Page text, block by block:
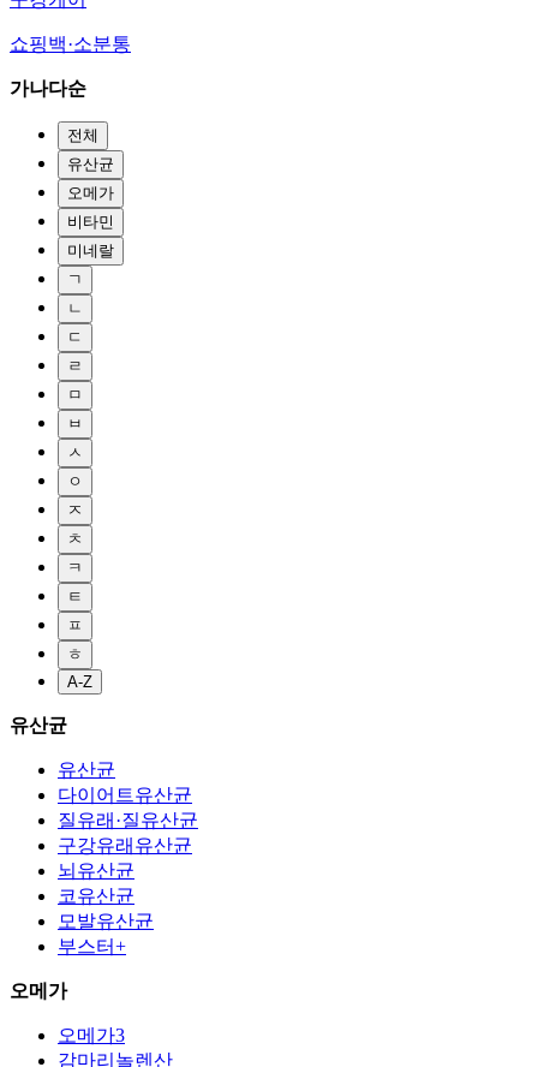
쇼핑백·소분통
가나다순
전체
유산균
오메가
비타민
미네랄
ㄱ
ㄴ
ㄷ
ㄹ
ㅁ
ㅂ
ㅅ
ㅇ
ㅈ
ㅊ
ㅋ
ㅌ
ㅍ
ㅎ
A-Z
유산균
유산균
다이어트유산균
질유래·질유산균
구강유래유산균
뇌유산균
코유산균
모발유산균
부스터+
오메가
오메가3
감마리놀렌산